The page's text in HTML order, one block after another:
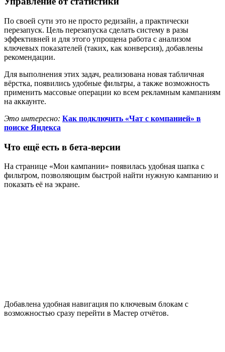
По своей сути это не просто редизайн, а практически
перезапуск. Цель перезапуска сделать систему в разы
эффективней и для этого упрощена работа с анализом
ключевых показателей (таких, как конверсия), добавлены
рекомендации.
Для выполнения этих задач, реализована новая табличная
вёрстка, появились удобные фильтры, а также возможность
применить массовые операции ко всем рекламным кампаниям
на аккаунте.
Это интересно: Как подключить «Чат с компанией» в
поиске Яндекса
Что ещё есть в бета-версии
На странице «Мои кампании» появилась удобная шапка с
фильтром, позволяющим быстрой найти нужную кампанию и
показать её на экране.
Добавлена удобная навигация по ключевым блокам с
возможностью сразу перейти в Мастер отчётов.